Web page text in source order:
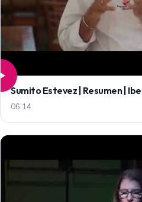
Sumito Estevez | Resumen |
06:14